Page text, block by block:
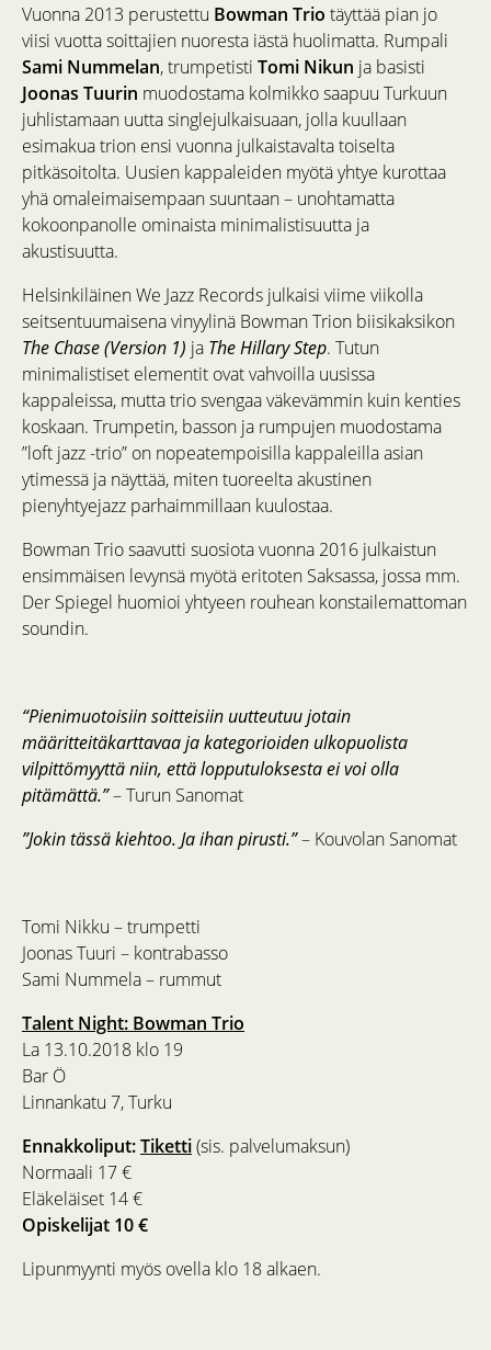
Vuonna 2013 perustettu Bowman Trio täyttää pian jo
viisi vuotta soittajien nuoresta iästä huolimatta. Rumpali
Sami Nummelan, trumpetisti Tomi Nikun ja basisti
Joonas Tuurin muodostama kolmikko saapuu Turkuun
juhlistamaan uutta singlejulkaisuaan, jolla kuullaan
esimakua trion ensi vuonna julkaistavalta toiselta
pitkäsoitolta. Uusien kappaleiden myötä yhtye kurottaa
yhä omaleimaisempaan suuntaan – unohtamatta
kokoonpanolle ominaista minimalistisuutta ja
akustisuutta.
Helsinkiläinen We Jazz Records julkaisi viime viikolla
seitsentuumaisena vinyylinä Bowman Trion biisikaksikon
The Chase (Version 1) ja The Hillary Step. Tutun
minimalistiset elementit ovat vahvoilla uusissa
kappaleissa, mutta trio svengaa väkevämmin kuin kenties
koskaan. Trumpetin, basson ja rumpujen muodostama
”loft jazz -trio” on nopeatempoisilla kappaleilla asian
ytimessä ja näyttää, miten tuoreelta akustinen
pienyhtyejazz parhaimmillaan kuulostaa.
Bowman Trio saavutti suosiota vuonna 2016 julkaistun
ensimmäisen levynsä myötä eritoten Saksassa, jossa mm.
Der Spiegel huomioi yhtyeen rouhean konstailemattoman
soundin.
“Pienimuotoisiin soitteisiin uutteutuu jotain
määritteitäkarttavaa ja kategorioiden ulkopuolista
vilpittömyyttä niin, että lopputuloksesta ei voi olla
pitämättä.”– Turun Sanomat
”Jokin tässä kiehtoo. Ja ihan pirusti.”– Kouvolan Sanomat
Tomi Nikku – trumpetti
Joonas Tuuri – kontrabasso
Sami Nummela – rummut
Talent Night: Bowman Trio
La 13.10.2018 klo 19
Bar Ö
Linnankatu 7, Turku
Ennakkoliput:Tiketti(sis. palvelumaksun)
Normaali 17 €
Eläkeläiset 14 €
Opiskelijat 10 €
Lipunmyynti myös ovella klo 18 alkaen.